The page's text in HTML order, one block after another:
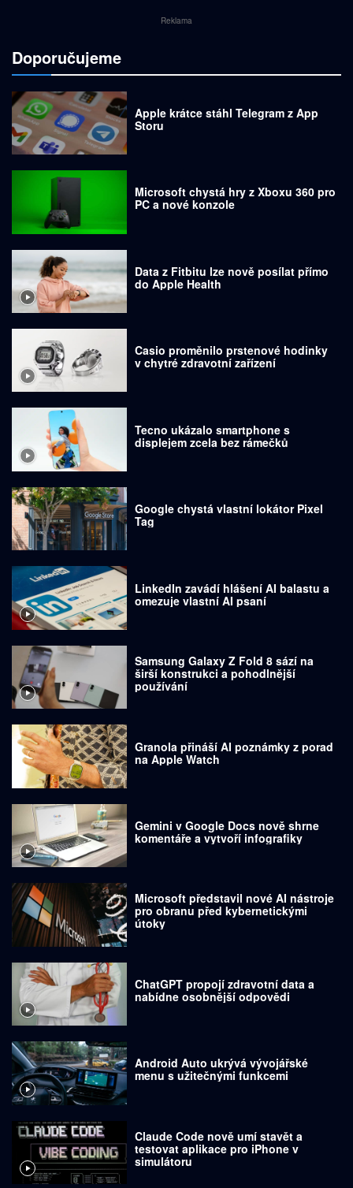
Reklama
Doporučujeme
Apple krátce stáhl Telegram z App
Storu
Microsoft chystá hry z Xboxu 360 pro
PC a nové konzole
Data z Fitbitu lze nově posílat přímo
do Apple Health
Casio proměnilo prstenové hodinky
v chytré zdravotní zařízení
Tecno ukázalo smartphone s
displejem zcela bez rámečků
Google chystá vlastní lokátor Pixel
Tag
LinkedIn zavádí hlášení AI balastu a
omezuje vlastní AI psaní
Samsung Galaxy Z Fold 8 sází na
širší konstrukci a pohodlnější
používání
Granola přináší AI poznámky z porad
na Apple Watch
Gemini v Google Docs nově shrne
komentáře a vytvoří infografiky
Microsoft představil nové AI nástroje
pro obranu před kybernetickými
útoky
ChatGPT propojí zdravotní data a
nabídne osobnější odpovědi
Android Auto ukrývá vývojářské
menu s užitečnými funkcemi
Claude Code nově umí stavět a
testovat aplikace pro iPhone v
simulátoru